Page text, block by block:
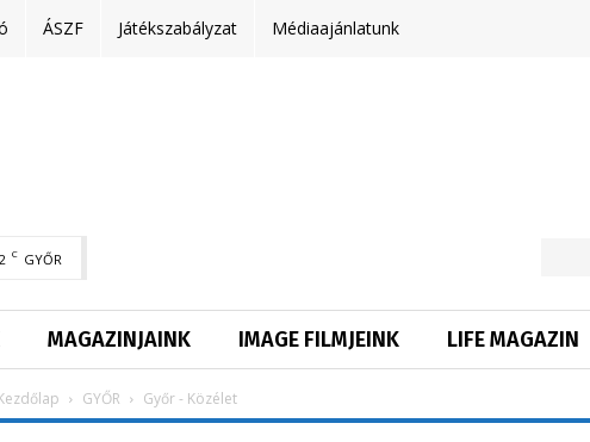
ÁSZF Játékszabályzat Médiaajánlatunk
C GYŐR
MAGAZINJAINK IMAGE FILMJEINK LIFE MAGAZIN
GYŐR Győr - Közélet